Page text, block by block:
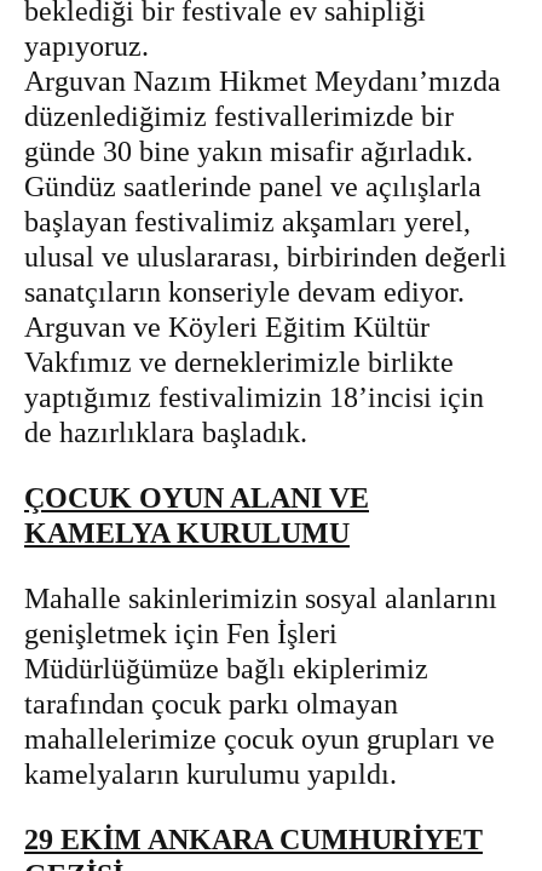
beklediği bir festivale ev sahipliği
yapıyoruz.
Arguvan Nazım Hikmet Meydanı’mızda
düzenlediğimiz festivallerimizde bir
günde 30 bine yakın misafir ağırladık.
Gündüz saatlerinde panel ve açılışlarla
başlayan festivalimiz akşamları yerel,
ulusal ve uluslararası, birbirinden değerli
sanatçıların konseriyle devam ediyor.
Arguvan ve Köyleri Eğitim Kültür
Vakfımız ve derneklerimizle birlikte
yaptığımız festivalimizin 18’incisi için
de hazırlıklara başladık.
ÇOCUK OYUN ALANI VE
KAMELYA KURULUMU
Mahalle sakinlerimizin sosyal alanlarını
genişletmek için Fen İşleri
Müdürlüğümüze bağlı ekiplerimiz
tarafından çocuk parkı olmayan
mahallelerimize çocuk oyun grupları ve
kamelyaların kurulumu yapıldı.
29 EKİM ANKARA CUMHURİYET